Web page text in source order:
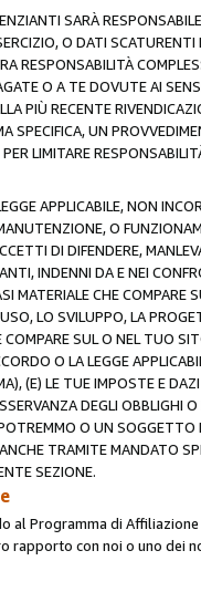
SARÀ
O DATI
RESPONSABILITÀ
O A TE DOVUTE AI
PIÙ RECENTE
SPECIFICA, UN
LIMITARE
APPLICABILE, NON
O
DI DIFENDERE,
INDENNI DA E NEI
MATERIALE CHE
LO SVILUPPO, LA
SUL O NEL TUO
O LA LEGGE
(E) LE TUE IMPOSTE E
DEGLI
O UN SOGGETTO
TRAMITE MANDATO
SEZIONE.
al Programma di
rapporto con noi o uno